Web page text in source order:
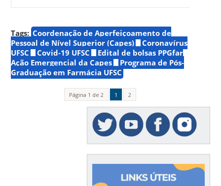
Tags: Coordenação de Aperfeiçoamento de
Pessoal de Nível Superior (Capes)
Coronavírus
UFSC
Covid-19 UFSC
Edital de bolsas PPGfar
Ação Emergencial da Capes
Programa de Pós-
Graduação em Farmácia UFSC
Página 1 de 2 1 2